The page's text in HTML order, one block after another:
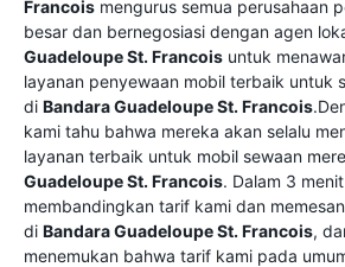
Francois mengurus semua perusahaan
besar dan bernegosiasi dengan agen
Guadeloupe St. Francois untuk
layanan penyewaan mobil terbaik untuk
di Bandara Guadeloupe St. Francois
kami tahu bahwa mereka akan selalu
layanan terbaik untuk mobil sewaan
Guadeloupe St. Francois. Dalam 3
membandingkan tarif kami dan
di Bandara Guadeloupe St. Francois,
menemukan bahwa tarif kami pada